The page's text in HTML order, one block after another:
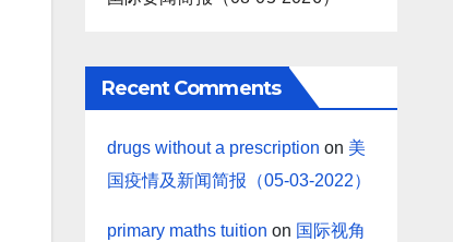
Recent Comments
drugs without a prescription on 美
国疫情及新闻简报（05-03-2022）
primary maths tuition on 国际视角